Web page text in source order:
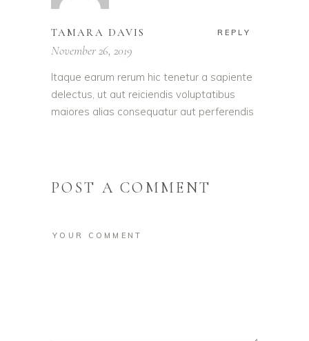
TAMARA DAVIS REPLY
November 26, 2019
Itaque earum rerum hic tenetur a sapiente
delectus, ut aut reiciendis voluptatibus
maiores alias consequatur aut perferendis
POST A COMMENT